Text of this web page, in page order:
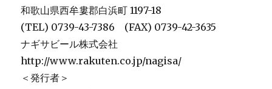
和歌山県西牟婁郡白浜町 1197-18
(TEL) 0739-43-7386 (FAX) 0739-42-3635
ナギサビール株式会社
http://www.rakuten.co.jp/nagisa/
＜発行者＞